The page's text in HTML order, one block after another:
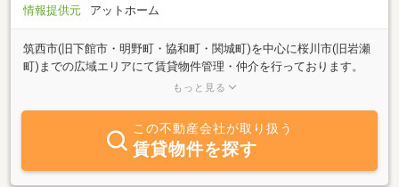
情報提供元
アットホーム
筑西市(旧下館市・明野町・協和町・関城町)を中心に桜川市(旧岩瀬
町)までの広域エリアにて賃貸物件管理・仲介を行っております。
『あるといいな・・・』がきっとある。あなたの生活応援します！
開する、積水ハウス不動産ネットワーク「シャーメゾンショップ」
の加盟店です。シャーメゾンはシャーメゾンショップでのみ取扱い
のある物件になります。お探しの方は是非弊社へお問い合わせくだ
さい！！
もっと見る
この不動産会社が取り扱う
賃貸物件を探す